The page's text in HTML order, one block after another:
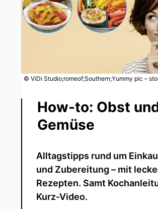
© ViDi Studio;romeof;Southern;Yummy pic –
How-to: Obst
Gemüse
Alltagstipps rund um
und Zubereitung – mit
Rezepten. Samt
Kurz-Video.